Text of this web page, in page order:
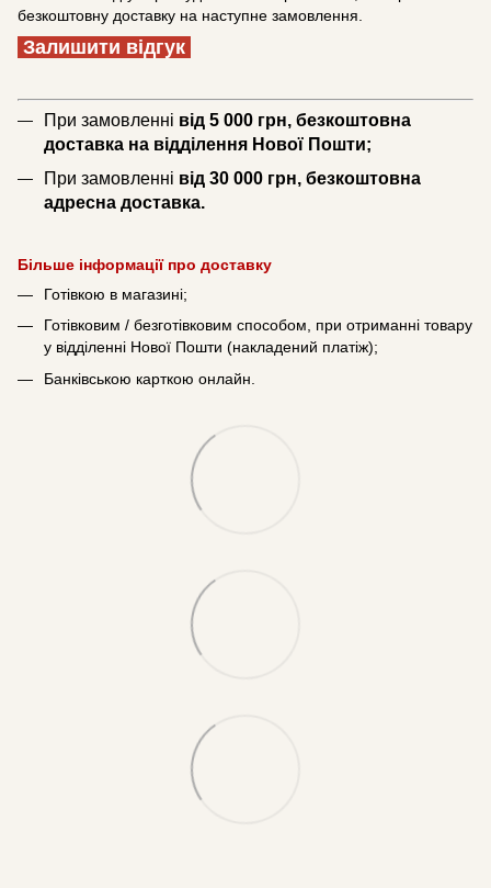
безкоштовну доставку на наступне замовлення.
Залишити відгук
При замовленні від 5 000 грн, безкоштовна
доставка на відділення Нової Пошти;
При замовленні від 30 000 грн, безкоштовна
адресна доставка.
Більше інформації про доставку
Готівкою в магазині;
Готівковим / безготівковим способом, при отриманні товару
у відділенні Нової Пошти (накладений платіж);
Банківською карткою онлайн.